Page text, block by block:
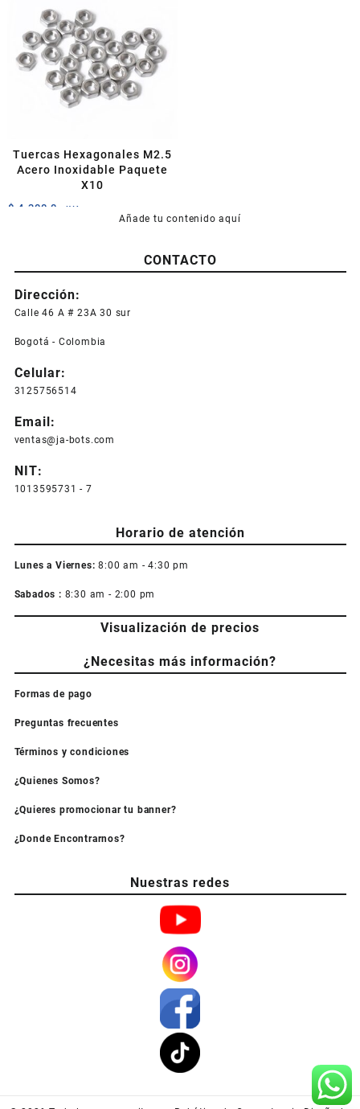
Tuercas Hexagonales M2.5
Acero Inoxidable Paquete
X10
$ 4.300,0 +IVA
Añade tu contenido aquí
CONTACTO
Dirección:
Calle 46 A # 23A 30 sur
Bogotá - Colombia
Celular:
3125756514
Email:
ventas@ja-bots.com
NIT:
1013595731 - 7
Horario de atención
Lunes a Viernes: 8:00 am - 4:30 pm
Sabados : 8:30 am - 2:00 pm
Visualización de precios
¿Necesitas más información?
Formas de pago
Preguntas frecuentes
Términos y condiciones
¿Quienes Somos?
¿Quieres promocionar tu banner?
¿Donde Encontrarnos?
Nuestras redes